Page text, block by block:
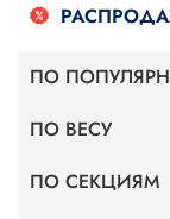
ПО
Складные
Стационарные
ПО ВЕСУ
До 180 кг
ПО СЕКЦИЯМ